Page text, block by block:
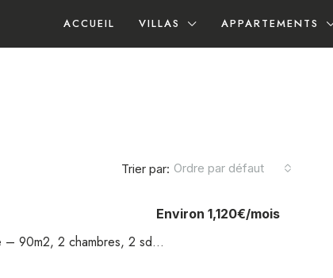
ACCUEIL VILLAS APPARTEMENTS
Trier par: Ordre par défaut
Appartement moderne – 90m2, 2 chambres, 2 sdb, terrasse, piscine, ascenseur, parking – Agdal
Environ 1,120€/mois